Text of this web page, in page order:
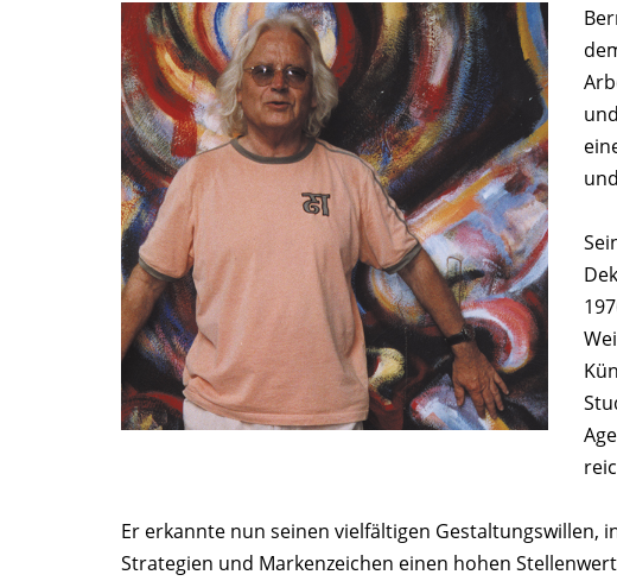
Er erkannte nun seinen vielfältigen Gestaltungswillen,
Strategien und Markenzeichen einen hohen